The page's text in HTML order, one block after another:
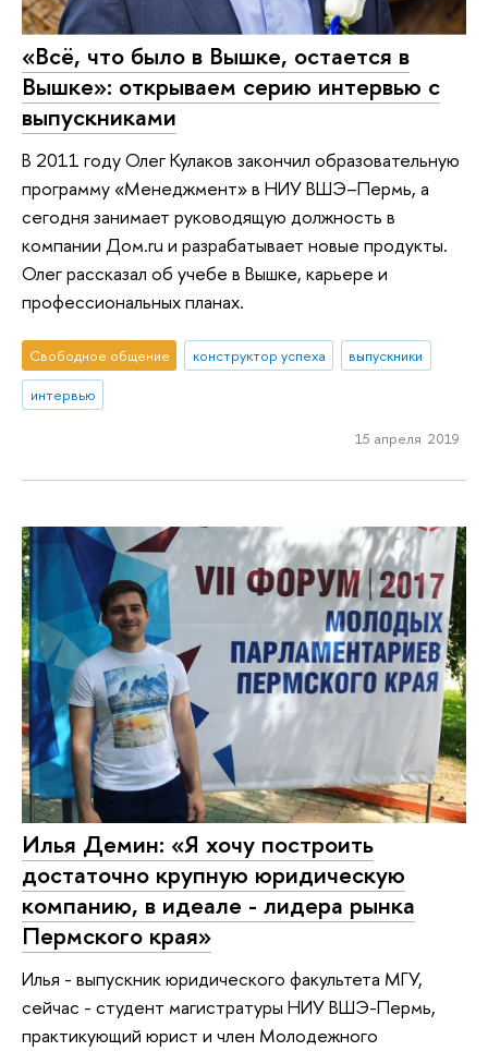
«Всё, что было в Вышке, остается в
Вышке»: открываем серию интервью с
выпускниками
В 2011 году Олег Кулаков закончил образовательную
программу «Менеджмент» в НИУ ВШЭ–Пермь, а
сегодня занимает руководящую должность в
компании Дом.ru и разрабатывает новые продукты.
Олег рассказал об учебе в Вышке, карьере и
профессиональных планах.
Свободное общение конструктор успеха
выпускники
интервью
15 апреля 2019
Илья Демин: «Я хочу построить
достаточно крупную юридическую
компанию, в идеале - лидера рынка
Пермского края»
Илья - выпускник юридического факультета МГУ,
сейчас - студент магистратуры НИУ ВШЭ-Пермь,
практикующий юрист и член Молодежного